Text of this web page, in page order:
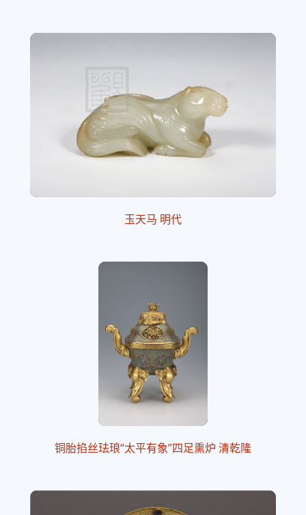
玉天马 明代
铜胎掐丝珐琅“太平有象”四足熏炉 清乾隆